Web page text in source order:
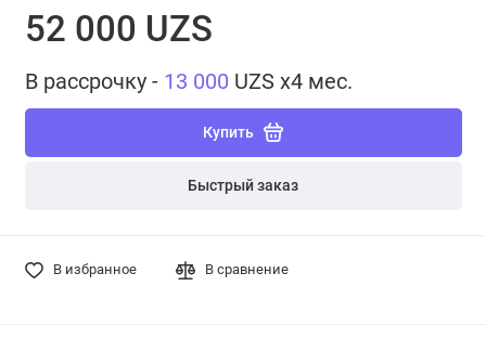
52 000 UZS
В рассрочку - 13 000 UZS x4 мес.
Купить
Быстрый заказ
В избранное В сравнение